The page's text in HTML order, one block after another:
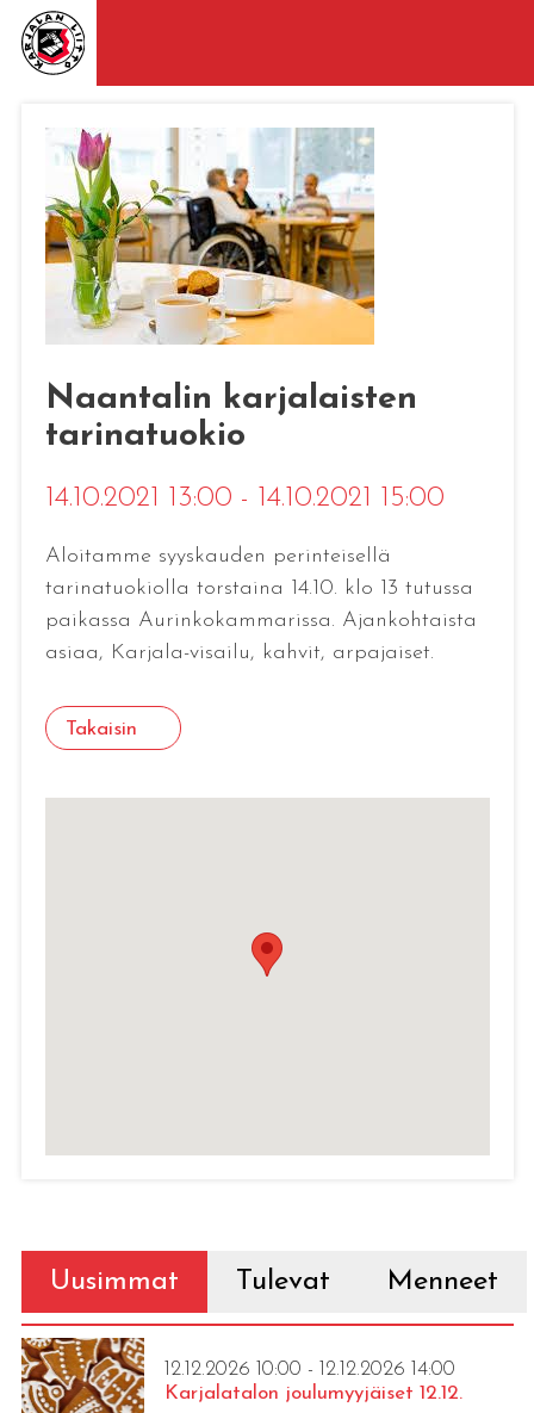
Naantalin karjalaisten
tarinatuokio
14.10.2021 13:00 - 14.10.2021 15:00
Aloitamme syyskauden perinteisellä
tarinatuokiolla torstaina 14.10. klo 13 tutussa
paikassa Aurinkokammarissa. Ajankohtaista
asiaa, Karjala-visailu, kahvit, arpajaiset.
Takaisin
Uusimmat Tulevat Menneet
12.12.2026 10:00 - 12.12.2026 14:00
Karjalatalon joulumyyjäiset 12.12.